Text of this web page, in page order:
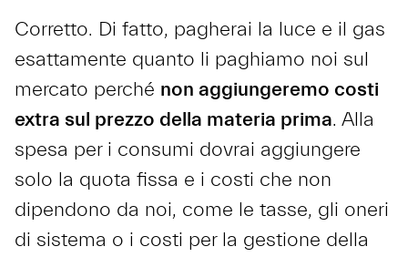
Corretto. Di fatto, pagherai la luce e il gas
esattamente quanto li paghiamo noi sul
mercato perché non aggiungeremo costi
extra sul prezzo della materia prima. Alla
spesa per i consumi dovrai aggiungere
solo la quota fissa e i costi che non
dipendono da noi, come le tasse, gli oneri
di sistema o i costi per la gestione della